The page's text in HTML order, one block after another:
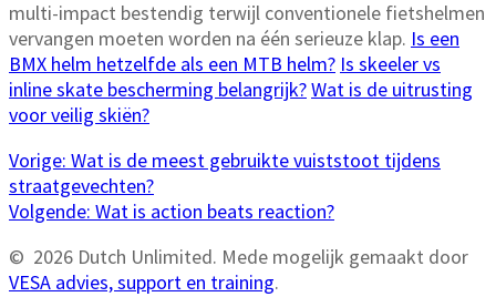
multi-impact bestendig terwijl conventionele fietshelmen
vervangen moeten worden na één serieuze klap. Is een
BMX helm hetzelfde als een MTB helm? Is skeeler vs
inline skate bescherming belangrijk?Wat is de uitrusting
voor veilig skiën?
Bericht
navigatie
Vorige: Vorig
bericht:
Wat is de meest gebruikte vuiststoot tijdens
straatgevechten?
Volgende: Volgend
Wat is action beats reaction?
© 2026 Dutch Unlimited. Mede mogelijk gemaakt door
VESA advies, support en training.